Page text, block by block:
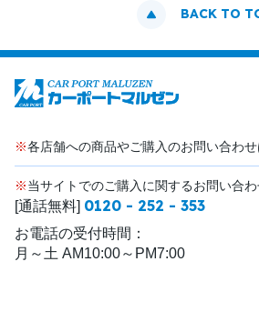
BACK TO
※各店舗への商品やご購入のお問い合わせ
※当サイトでのご購入に関するお問い合
[通話無料] 0120 - 252 - 353
お電話の受付時間：
月～土 AM10:00～PM7:00